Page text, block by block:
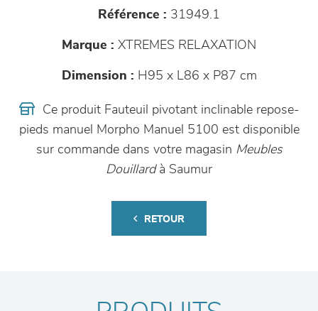
Référence : 31949.1
Marque : XTREMES RELAXATION
Dimension : H95 x L86 x P87 cm
Ce produit Fauteuil pivotant inclinable repose-
pieds manuel Morpho Manuel 5100 est disponible
sur commande dans votre magasin Meubles
Douillardà Saumur
RETOUR